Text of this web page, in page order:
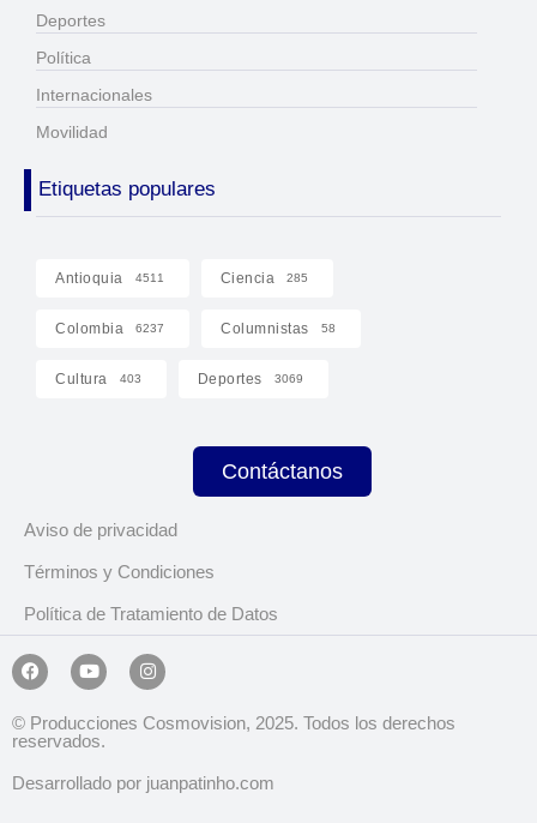
Deportes
Política
Internacionales
Movilidad
Etiquetas populares
Antioquia 4511 Ciencia 285
Colombia 6237 Columnistas 58
Cultura 403 Deportes 3069
Contáctanos
Aviso de privacidad
Términos y Condiciones
Política de Tratamiento de Datos
© Producciones Cosmovision, 2025. Todos los derechos
reservados.
Desarrollado por juanpatinho.com